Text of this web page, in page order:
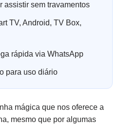
assistir sem travamentos
TV, Android, TV Box,
rápida via WhatsApp
para uso diário
mágica que nos oferece a
mesmo que por algumas